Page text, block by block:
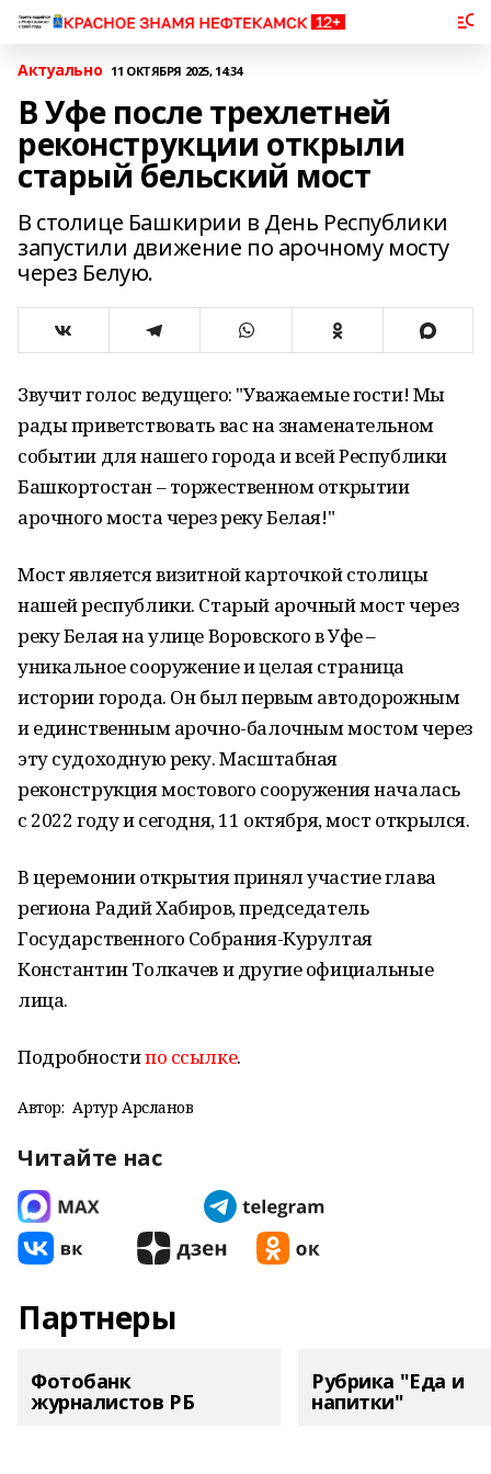
Актуально 11 ОКТЯБРЯ 2025, 14:34
В Уфе после трехлетней
реконструкции открыли
старый бельский мост
В столице Башкирии в День Республики
запустили движение по арочному мосту
через Белую.
Звучит голос ведущего: "Уважаемые гости! Мы
рады приветствовать вас на знаменательном
событии для нашего города и всей Республики
Башкортостан – торжественном открытии
арочного моста через реку Белая!"
Мост является визитной карточкой столицы
нашей республики. Старый арочный мост через
реку Белая на улице Воровского в Уфе –
уникальное сооружение и целая страница
истории города. Он был первым автодорожным
и единственным арочно-балочным мостом через
эту судоходную реку. Масштабная
реконструкция мостового сооружения началась
с 2022 году и сегодня, 11 октября, мост открылся.
В церемонии открытия принял участие глава
региона Радий Хабиров, председатель
Государственного Собрания-Курултая
Константин Толкачев и другие официальные
лица.
Подробностипо ссылке.
Автор: Артур Арсланов
Читайте нас
Партнеры
Фотобанк
журналистов РБ
Рубрика "Еда и
напитки"